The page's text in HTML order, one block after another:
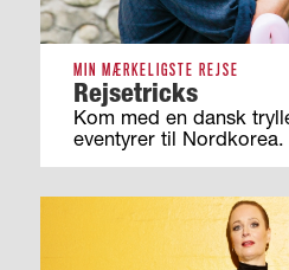
MIN MÆRKELIGSTE REJSE
Rejsetricks
Kom med en dansk
eventyrer til Nordkorea.